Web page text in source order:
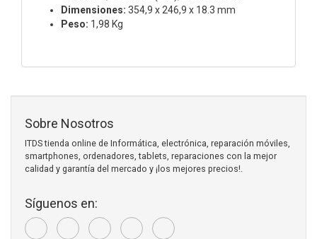
Dimensiones: 354,9 x 246,9 x 18.3 mm
Peso: 1,98 Kg
Sobre Nosotros
ITDS tienda online de Informática, electrónica, reparación móviles,
smartphones, ordenadores, tablets, reparaciones con la mejor
calidad y garantía del mercado y ¡los mejores precios!.
Síguenos en: